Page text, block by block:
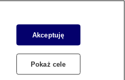
Akceptuję
Pokaż cele